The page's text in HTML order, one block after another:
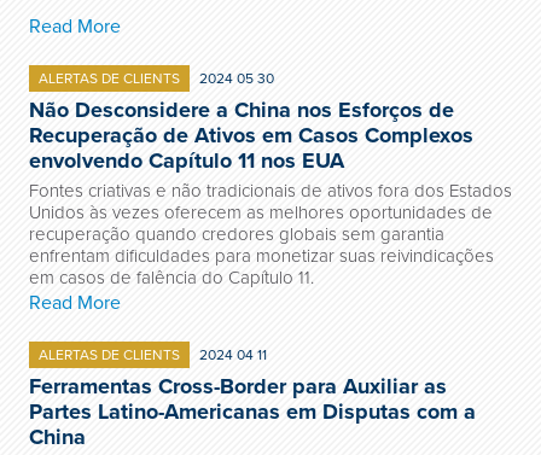
Read More
ALERTAS DE CLIENTS 2024 05 30
Não Desconsidere a China nos Esforços de
Recuperação de Ativos em Casos Complexos
envolvendo Capítulo 11 nos EUA
Fontes criativas e não tradicionais de ativos fora dos Estados
Unidos às vezes oferecem as melhores oportunidades de
recuperação quando credores globais sem garantia
enfrentam dificuldades para monetizar suas reivindicações
em casos de falência do Capítulo 11.
Read More
ALERTAS DE CLIENTS 2024 04 11
Ferramentas Cross-Border para Auxiliar as
Partes Latino-Americanas em Disputas com a
China